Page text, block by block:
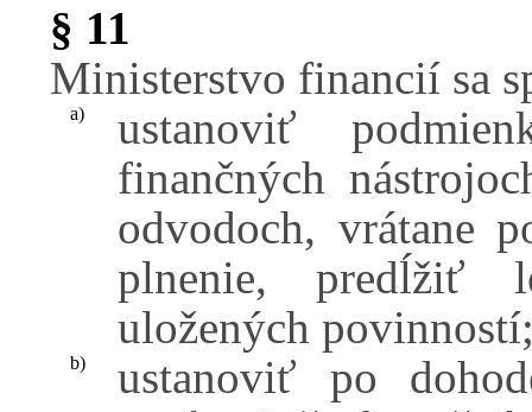
§ 11
Ministerstvo financií sa
a)
ustanoviť
finančných
odvodoch, vrátane
plnenie, predĺžiť
uložených
b)
ustanoviť po